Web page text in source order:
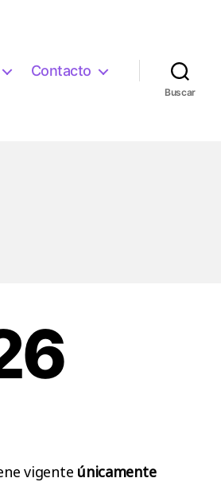
Contacto
Buscar
vigente únicamente